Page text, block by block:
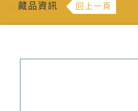
::: 藏品資訊 回上一頁